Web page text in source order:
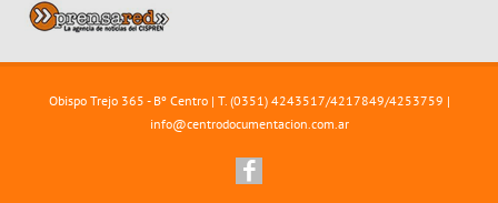
Obispo Trejo 365 - Bº Centro | T. (0351) 4243517/4217849/4253759 |
info@centrodocumentacion.com.ar